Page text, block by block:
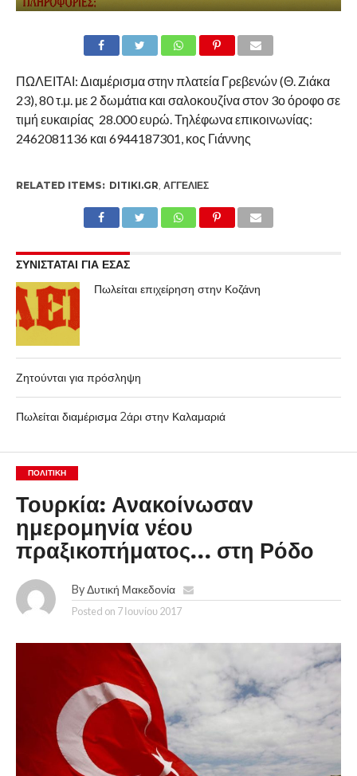
ΠΩΛΕΙΤΑΙ: Διαμέρισμα στην πλατεία Γρεβενών (Θ. Ζιάκα
23), 80 τ.μ. με 2 δωμάτια και σαλοκουζίνα στον 3ο όροφο σε
τιμή ευκαιρίας 28.000 ευρώ. Τηλέφωνα επικοινωνίας:
2462081136 και 6944187301, κος Γιάννης
RELATED ITEMS: DITIKI.GR, ΑΓΓΕΛΊΕΣ
ΣΥΝΙΣΤΑΤΑΙ ΓΙΑ ΕΣΑΣ
Πωλείται επιχείρηση στην Κοζάνη
Ζητούνται για πρόσληψη
Πωλείται διαμέρισμα 2άρι στην Καλαμαριά
ΠΟΛΙΤΙΚΉ
Τουρκία: Ανακοίνωσαν
ημερομηνία νέου
πραξικοπήματος… στη Ρόδο
By Δυτική Μακεδονία
Posted on 7 Ιουνίου 2017